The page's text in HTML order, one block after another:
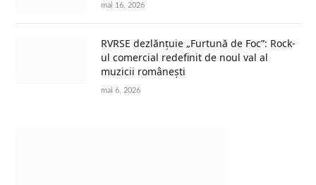
mai 16, 2026
RVRSE dezlănțuie „Furtună de Foc”: Rock-
ul comercial redefinit de noul val al
muzicii românești
mai 6, 2026